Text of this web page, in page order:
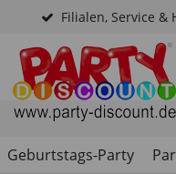
Filialen, Service &
Geburtstags-Party